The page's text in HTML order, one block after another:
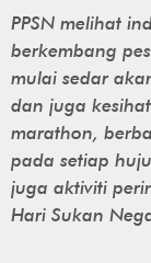
PPSN melihat
berkembang
mulai sedar
dan juga
marathon,
pada setiap
juga aktiviti
Hari Sukan